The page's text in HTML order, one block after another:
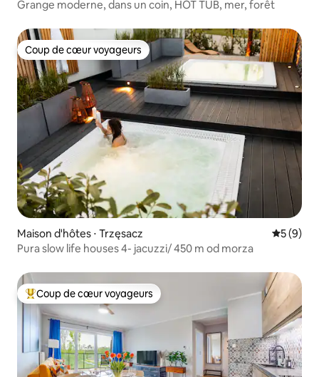
Grange moderne, dans un coin, HOT TUB, mer, forêt
Coup de cœur voyageurs
Coup de cœur voyageurs
Maison d'hôtes ⋅ Trzęsacz
5 (9)
Pura slow life houses 4- jacuzzi/ 450 m od morza
Coups de cœur voyageurs les plus appréciés
Coup de cœur voyageurs